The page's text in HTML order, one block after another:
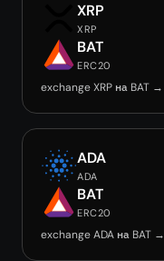
XRP
XRP
BAT
ERC20
exchange XRP на BAT →
ADA
ADA
BAT
ERC20
exchange ADA на BAT →